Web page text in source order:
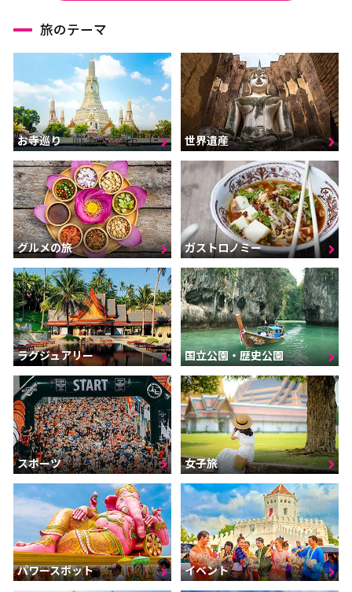
旅のテーマ
お寺巡り 世界遺産
グルメの旅 ガストロノミー
ラグジュアリー 国立公園・歴史公園
スポーツ 女子旅
パワースポット イベント